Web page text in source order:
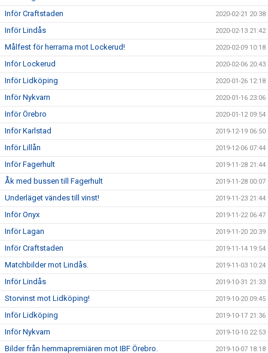
Inför Craftstaden 2020-02-21 20:38
Inför Lindås 2020-02-13 21:42
Målfest för herrarna mot Lockerud! 2020-02-09 10:18
Inför Lockerud 2020-02-06 20:43
Inför Lidköping 2020-01-26 12:18
Inför Nykvarn 2020-01-16 23:06
Inför Örebro 2020-01-12 09:54
Inför Karlstad 2019-12-19 06:50
Inför Lillån 2019-12-06 07:44
Inför Fagerhult 2019-11-28 21:44
Åk med bussen till Fagerhult 2019-11-28 00:07
Underläget vändes till vinst! 2019-11-23 21:44
Inför Onyx 2019-11-22 06:47
Inför Lagan 2019-11-20 20:39
Inför Craftstaden 2019-11-14 19:54
Matchbilder mot Lindås. 2019-11-03 10:24
Inför Lindås 2019-10-31 21:33
Storvinst mot Lidköping! 2019-10-20 09:45
Inför Lidköping 2019-10-17 21:36
Inför Nykvarn 2019-10-10 22:53
Bilder från hemmapremiären mot IBF Örebro. 2019-10-07 18:18